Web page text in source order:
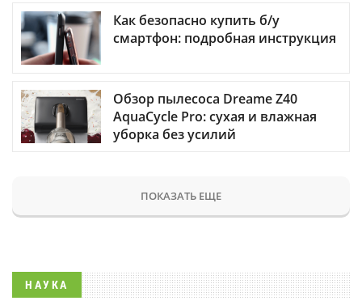
Как безопасно купить б/у
смартфон: подробная инструкция
Обзор пылесоса Dreame Z40
AquaCycle Pro: сухая и влажная
уборка без усилий
ПОКАЗАТЬ ЕЩЕ
НАУКА